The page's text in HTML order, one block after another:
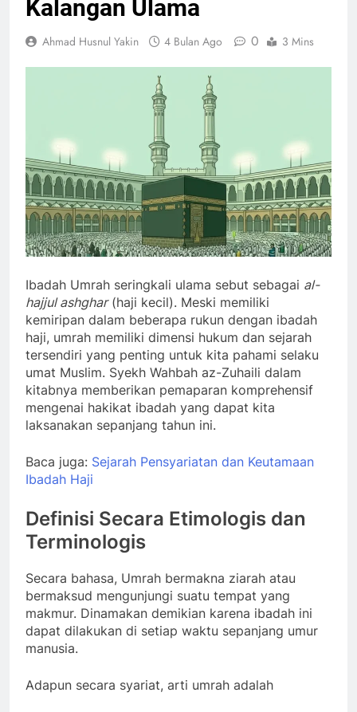
Kalangan Ulama
Ahmad Husnul Yakin 4 Bulan Ago 0 3 Mins
Ibadah Umrah seringkali ulama sebut sebagai al-
hajjul ashghar(haji kecil). Meski memiliki
kemiripan dalam beberapa rukun dengan ibadah
haji, umrah memiliki dimensi hukum dan sejarah
tersendiri yang penting untuk kita pahami selaku
umat Muslim. Syekh Wahbah az-Zuhaili dalam
kitabnya memberikan pemaparan komprehensif
mengenai hakikat ibadah yang dapat kita
laksanakan sepanjang tahun ini.
Baca juga: Sejarah Pensyariatan dan Keutamaan
Ibadah Haji
Definisi Secara Etimologis dan
Terminologis
Secara bahasa, Umrah bermakna ziarah atau
bermaksud mengunjungi suatu tempat yang
makmur. Dinamakan demikian karena ibadah ini
dapat dilakukan di setiap waktu sepanjang umur
manusia.
Adapun secara syariat, arti umrah adalah